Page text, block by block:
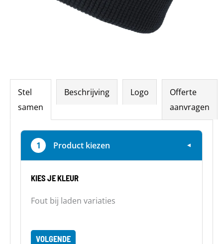
Stel
samen
Beschrijving Logo
Offerte
aanvragen
1 Product kiezen ▼
KIES JE KLEUR
Fout bij laden variaties
VOLGENDE